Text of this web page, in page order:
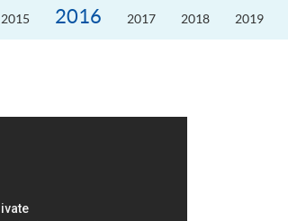
2015 2016 2017 2018 2019